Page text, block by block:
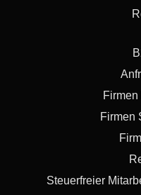
Firmen
Steuerfreier